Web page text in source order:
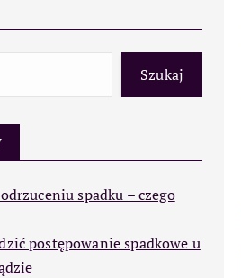
Szukaj
spadku – czego
postępowanie spadkowe u